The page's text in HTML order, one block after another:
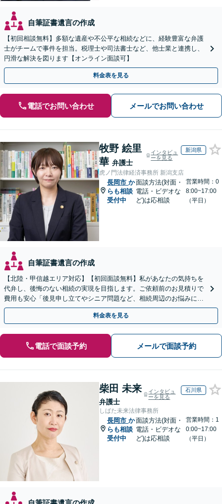
自筆証書遺言の作成
【初回相談無料】多額な遺産や不公平な相続などに、経験豊富な弁護
士がチームで事件を担当。税理士や司法書士など、他士業と連携し、
円滑な解決を図ります【オンライン面談可】
料金表を見る
電話でお問い合わせ メールでお問い合わせ
牧野 絵里
華 弁護士
インタビュ
ーを見る
新潟県
虎ノ門法律経済事務所 新潟支店
長岡市 か
らも相談
受付中
面談方法(対面・
電話・ビデオな
ど)は応相談
営業時間：0
8:00~17:00
（平日）
自筆証書遺言の作成
【北陸・甲信越エリア対応】【初回面談無料】私があなたの気持ちを
代弁し、後悔のない相続の実現を目指します。ご依頼前のお見積りで
費用も安心「後見申し立てやシニア問題など、相続周辺のお悩みにも
対処可能」【WEB面談対応】
料金表を見る
電話で面談予約 メールで面談予約
柴田 未来
弁護士
インタビュ
ーを見る
石川県
しばた未来法律事務所
長岡市 か
らも相談
受付中
面談方法(対面・
電話・ビデオな
ど)は応相談
営業時間：1
0:00~17:00
（平日）